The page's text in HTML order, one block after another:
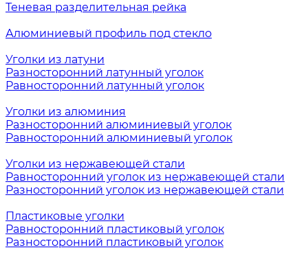
Теневая разделительная рейка
Алюминиевый профиль под стекло
Уголки из латуни
Разносторонний латунный уголок
Равносторонний латунный уголок
Уголки из алюминия
Разносторонний алюминиевый уголок
Равносторонний алюминиевый уголок
Уголки из нержавеющей стали
Равносторонний уголок из нержавеющей стали
Разносторонний уголок из нержавеющей стали
Пластиковые уголки
Равносторонний пластиковый уголок
Разносторонний пластиковый уголок